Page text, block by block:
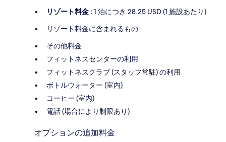
リゾート料金 : 1 泊につき 28.25 USD (1 施設あたり)
リゾート料金に含まれるもの :
その他料金
フィットネスセンターの利用
フィットネスクラブ (スタッフ常駐) の利用
ボトルウォーター (室内)
コーヒー (室内)
電話 (場合により制限あり)
オプションの追加料金